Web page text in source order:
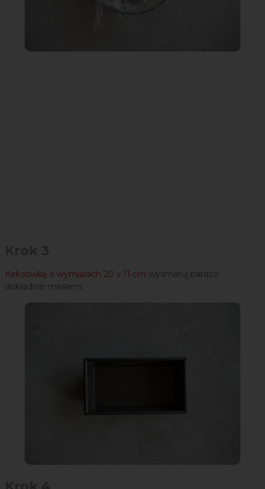
Keksówkę o wymiarach 20 x 11 cm wysmaruj bardzo
dokładnie masłem.